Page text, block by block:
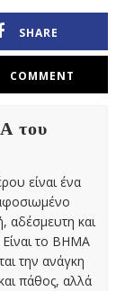
SHARE
COMMENT
του
είναι ένα
αδέσμευτη και
το ΒΗΜΑ
την ανάγκη
πάθος, αλλά